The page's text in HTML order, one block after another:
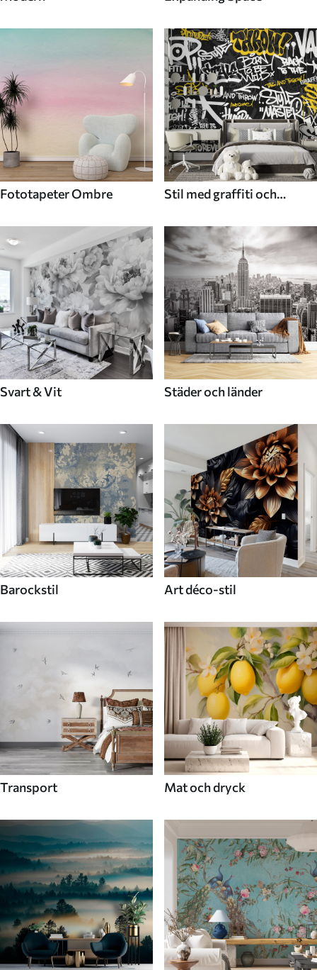
Fototapeter Ombre
Stil med graffiti och
Svart & Vit Städer och länder
Barockstil Art déco-stil
Transport Mat och dryck